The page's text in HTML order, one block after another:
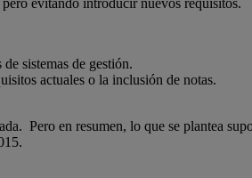
evitando introducir nuevos requisitos.
sistemas de gestión.
actuales o la inclusión de notas.
Pero en resumen, lo que se plantea